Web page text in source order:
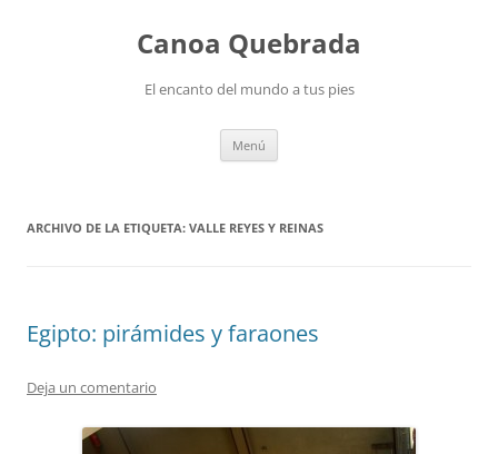
Canoa Quebrada
El encanto del mundo a tus pies
Menú
ARCHIVO DE LA ETIQUETA: VALLE REYES Y REINAS
Egipto: pirámides y faraones
Deja un comentario